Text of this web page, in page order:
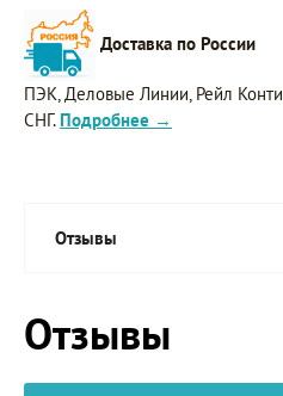
Доставка по России
ПЭК, Деловые Линии, Рейл
СНГ. Подробнее →
Отзывы
Отзывы